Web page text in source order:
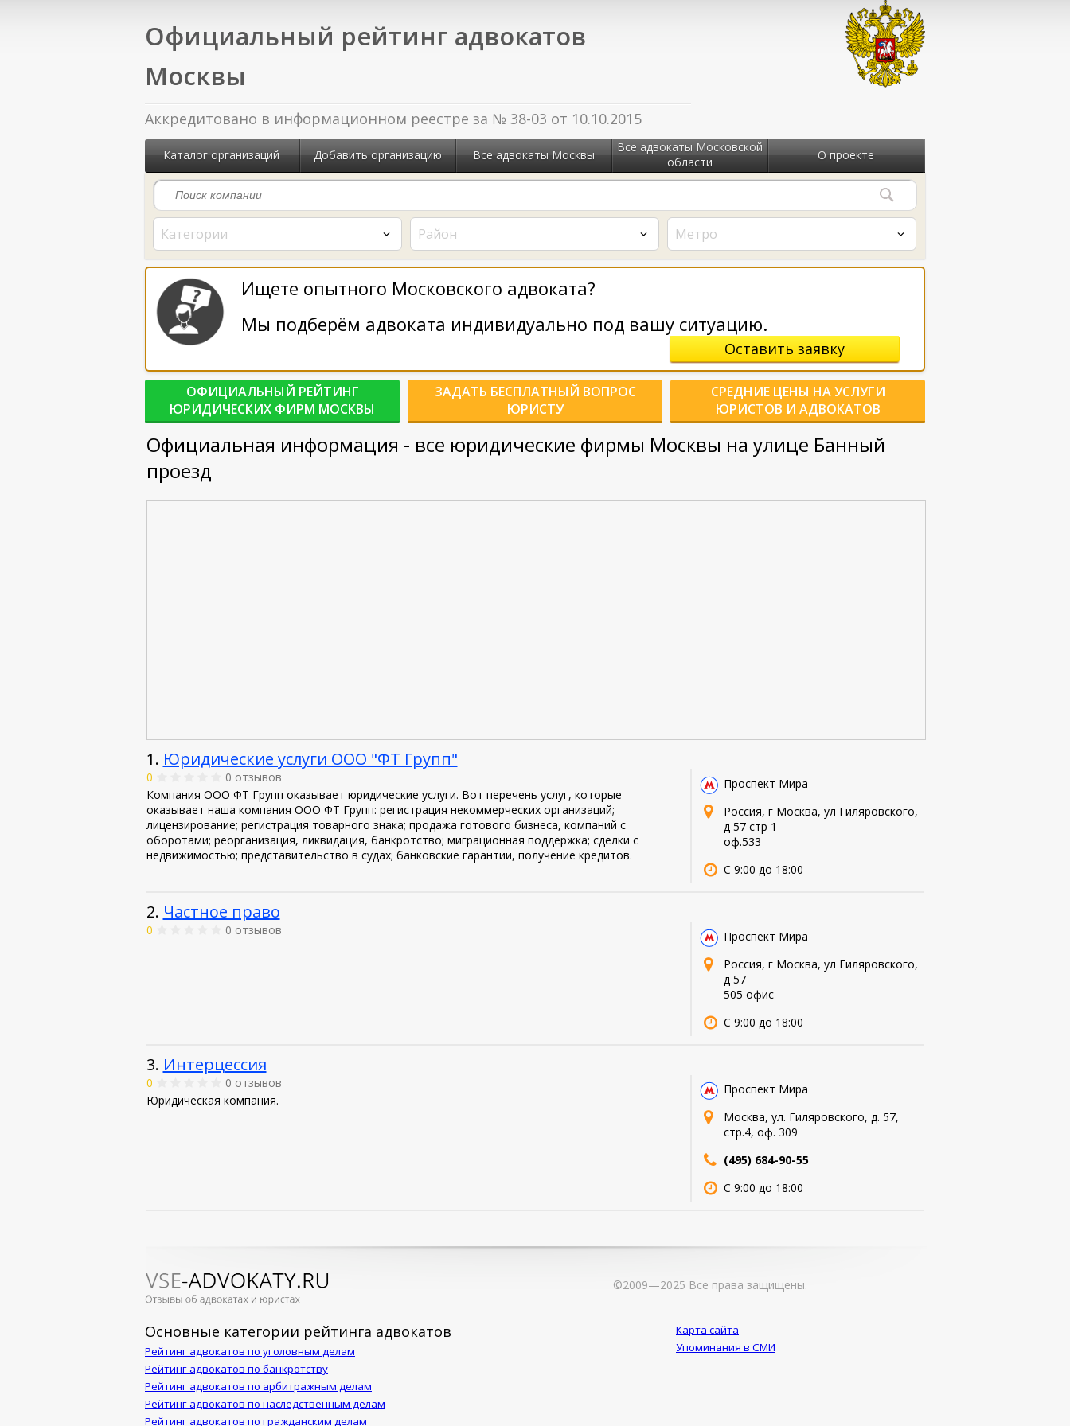
Официальный рейтинг адвокатов
Москвы
Аккредитовано в информационном реестре за № 38-03 от 10.10.2015
Каталог организаций Добавить организацию Все адвокаты Москвы
Все адвокаты Московской
области
О проекте
Категории Район Метро
Ищете опытного Московского адвоката?
Мы подберём адвоката индивидуально под вашу ситуацию.
Оставить заявку
ОФИЦИАЛЬНЫЙ РЕЙТИНГ
ЮРИДИЧЕСКИХ ФИРМ МОСКВЫ
ЗАДАТЬ БЕСПЛАТНЫЙ ВОПРОС
ЮРИСТУ
СРЕДНИЕ ЦЕНЫ НА УСЛУГИ
ЮРИСТОВ И АДВОКАТОВ
Официальная информация - все юридические фирмы Москвы на улице Банный
проезд
1. Юридические услуги ООО "ФТ Групп"
0
0 отзывов
Компания ООО ФТ Групп оказывает юридические услуги. Вот перечень услуг, которые
оказывает наша компания ООО ФТ Групп: регистрация некоммерческих организаций;
лицензирование; регистрация товарного знака; продажа готового бизнеса, компаний с
оборотами; реорганизация, ликвидация, банкротство; миграционная поддержка; сделки с
недвижимостью; представительство в судах; банковские гарантии, получение кредитов.
Проспект Мира
Россия, г Москва, ул Гиляровского,
д 57 стр 1
оф.533
С 9:00 до 18:00
2. Частное право
0 0 отзывов
Проспект Мира
Россия, г Москва, ул Гиляровского,
д 57
505 офис
С 9:00 до 18:00
3. Интерцессия
0
0 отзывов
Юридическая компания.
Проспект Мира
Москва, ул. Гиляровского, д. 57,
стр.4, оф. 309
(495) 684-90-55
С 9:00 до 18:00
©2009—2025 Все права защищены.
Основные категории рейтинга адвокатов
Рейтинг адвокатов по уголовным делам
Рейтинг адвокатов по банкротству
Рейтинг адвокатов по арбитражным делам
Рейтинг адвокатов по наследственным делам
Рейтинг адвокатов по гражданским делам
Карта сайта
Упоминания в СМИ